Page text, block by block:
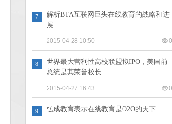
7
解析BTA互联网巨头在线教育的战略和进
展
2015-04-28 10:50 0
8
世界最大营利性高校联盟拟IPO，美国前
总统是其荣誉校长
2015-04-27 16:43 0
9 弘成教育表示在线教育是O2O的天下